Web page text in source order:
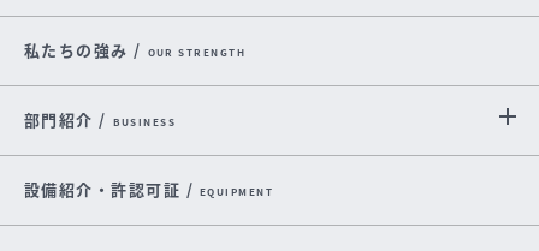
私たちの強み / OUR STRENGTH
部門紹介 / BUSINESS
設備紹介・許認可証 / EQUIPMENT